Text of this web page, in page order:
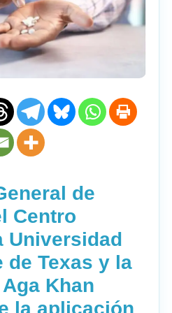
de
Centro
Universidad
de Texas y la
Khan
la aplicación